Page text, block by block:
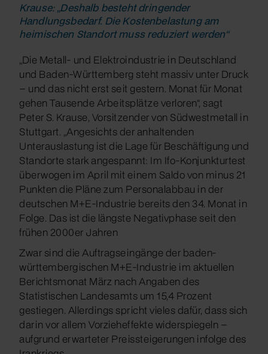
Krause: „Deshalb besteht dringender
Handlungsbedarf. Die Kostenbelastung am
heimischen Standort muss reduziert werden“
„Die Metall- und Elektroindustrie in Deutschland
und Baden-Württemberg steht massiv unter Druck
– und das nicht erst seit gestern. Monat für Monat
gehen Tausende Arbeitsplätze verloren“, sagt
Peter S. Krause, Vorsitzender von Südwestmetall in
Stuttgart. „Angesichts der anhaltenden
Unterauslastung ist die Lage für Beschäftigung und
Standorte stark angespannt: Im Ifo-Konjunkturtest
überwogen im April mit einem Saldo von minus 21
Punkten die Pläne zum Personalabbau in der
deutschen M+E-Industrie bereits den 34. Monat in
Folge. Das ist die längste Negativphase seit den
frühen 2000er Jahren
Zwar sind die Auftragseingänge der baden-
württembergischen M+E-Industrie im aktuellen
Berichtsmonat März nach Angaben des
Statistischen Landesamts um 15,4 Prozent
gestiegen. Allerdings spricht vieles dafür, dass sich
darin vor allem Vorzieheffekte widerspiegeln –
aufgrund erwarteter Preissteigerungen infolge des